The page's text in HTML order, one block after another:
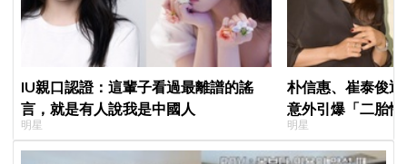
IU親口認證：這輩子看過最離譜的謠
言，就是有人說我是中國人
明星
朴信惠、崔泰俊
意外引爆「二胎
明星